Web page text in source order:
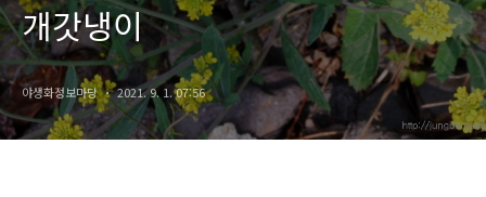
개갓냉이
야생화정보마당 2021. 9. 1. 07:56